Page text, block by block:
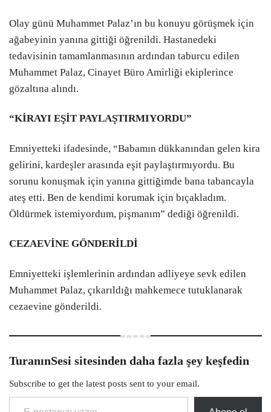
Olay günü Muhammet Palaz’ın bu konuyu görüşmek için
ağabeyinin yanına gittiği öğrenildi. Hastanedeki
tedavisinin tamamlanmasının ardından taburcu edilen
Muhammet Palaz, Cinayet Büro Amirliği ekiplerince
gözaltına alındı.
“KİRAYI EŞİT PAYLAŞTIRMIYORDU”
Emniyetteki ifadesinde, “Babamın dükkanından gelen kira
gelirini, kardeşler arasında eşit paylaştırmıyordu. Bu
sorunu konuşmak için yanına gittiğimde bana tabancayla
ateş etti. Ben de kendimi korumak için bıçakladım.
Öldürmek istemiyordum, pişmanım” dediği öğrenildi.
CEZAEVİNE GÖNDERİLDİ
Emniyetteki işlemlerinin ardından adliyeye sevk edilen
Muhammet Palaz, çıkarıldığı mahkemece tutuklanarak
cezaevine gönderildi.
TuranınSesi sitesinden daha fazla şey keşfedin
Subscribe to get the latest posts sent to your email.
E-postanızı yazın…